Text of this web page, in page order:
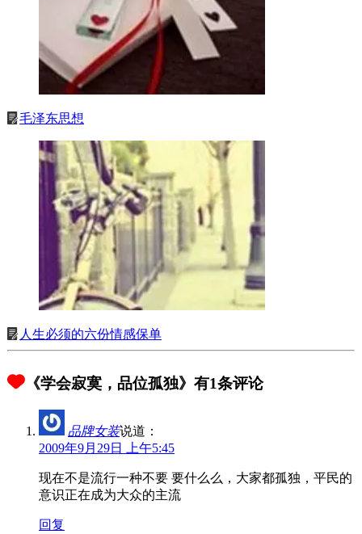
《学会寂寞，品位孤独》有1条评论
品牌女装说道：
2009年9月29日 上午5:45
现在不是流行一种不要 要什么么，大家都孤独，平民的
意识正在成为大众的主流
回复
毛泽东思想
人生必须的六份情感保单